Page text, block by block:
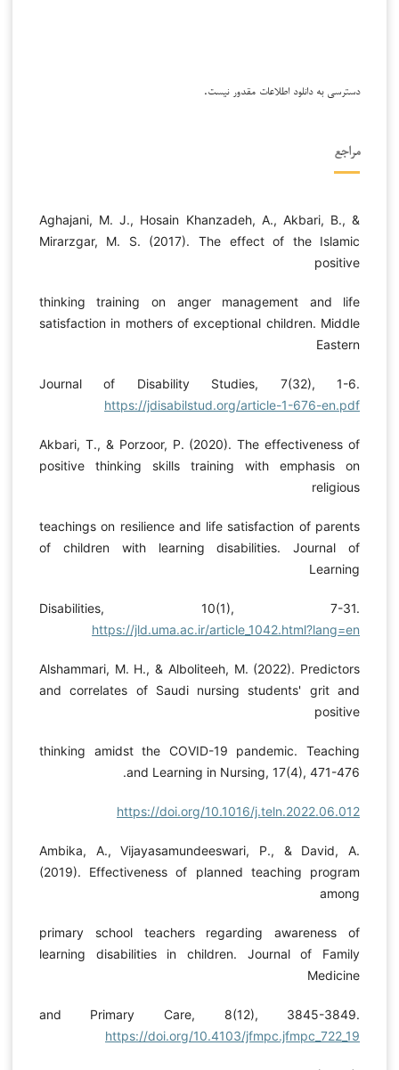
دسترسی به دانلود اطلاعات مقدور نیست.
مراجع
Aghajani, M. J., Hosain Khanzadeh, A., Akbari, B., &
Mirarzgar, M. S. (2017). The effect of the Islamic
positive
thinking training on anger management and life
satisfaction in mothers of exceptional children. Middle
Eastern
Journal of Disability Studies, 7(32), 1-6.
https://jdisabilstud.org/article-1-676-en.pdf
Akbari, T., & Porzoor, P. (2020). The effectiveness of
positive thinking skills training with emphasis on
religious
teachings on resilience and life satisfaction of parents
of children with learning disabilities. Journal of
Learning
Disabilities, 10(1), 7-31.
https://jld.uma.ac.ir/article_1042.html?lang=en
Alshammari, M. H., & Alboliteeh, M. (2022). Predictors
and correlates of Saudi nursing students' grit and
positive
thinking amidst the COVID-19 pandemic. Teaching
and Learning in Nursing, 17(4), 471-476.
https://doi.org/10.1016/j.teln.2022.06.012
Ambika, A., Vijayasamundeeswari, P., & David, A.
(2019). Effectiveness of planned teaching program
among
primary school teachers regarding awareness of
learning disabilities in children. Journal of Family
Medicine
and Primary Care, 8(12), 3845-3849.
https://doi.org/10.4103/jfmpc.jfmpc_722_19